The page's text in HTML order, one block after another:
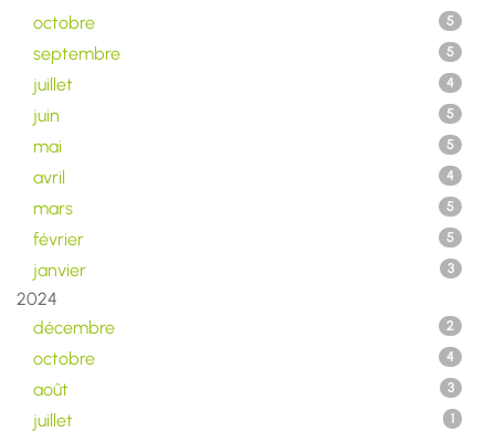
octobre 5
septembre 5
juillet 4
juin 5
mai 5
avril 4
mars 5
février 5
janvier 3
2024
décembre
2
octobre 4
août 3
juillet 1